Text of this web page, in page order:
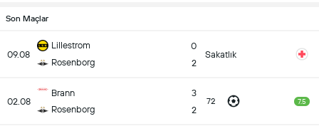
Son Maçlar
09.08
Lillestrom
Rosenborg
0
2
Sakatlık
02.08
Brann
Rosenborg
3
2
72 7.5